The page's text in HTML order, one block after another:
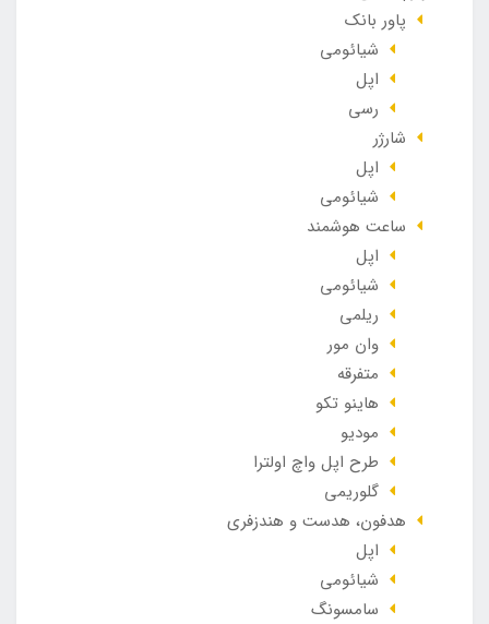
پاور بانک
شیائومی
اپل
رسی
شارژر
اپل
شیائومی
ساعت هوشمند
اپل
شیائومی
ریلمی
وان مور
متفرقه
هاینو تکو
مودیو
طرح اپل واچ اولترا
گلوریمی
هدفون، هدست و هندزفری
اپل
شیائومی
سامسونگ